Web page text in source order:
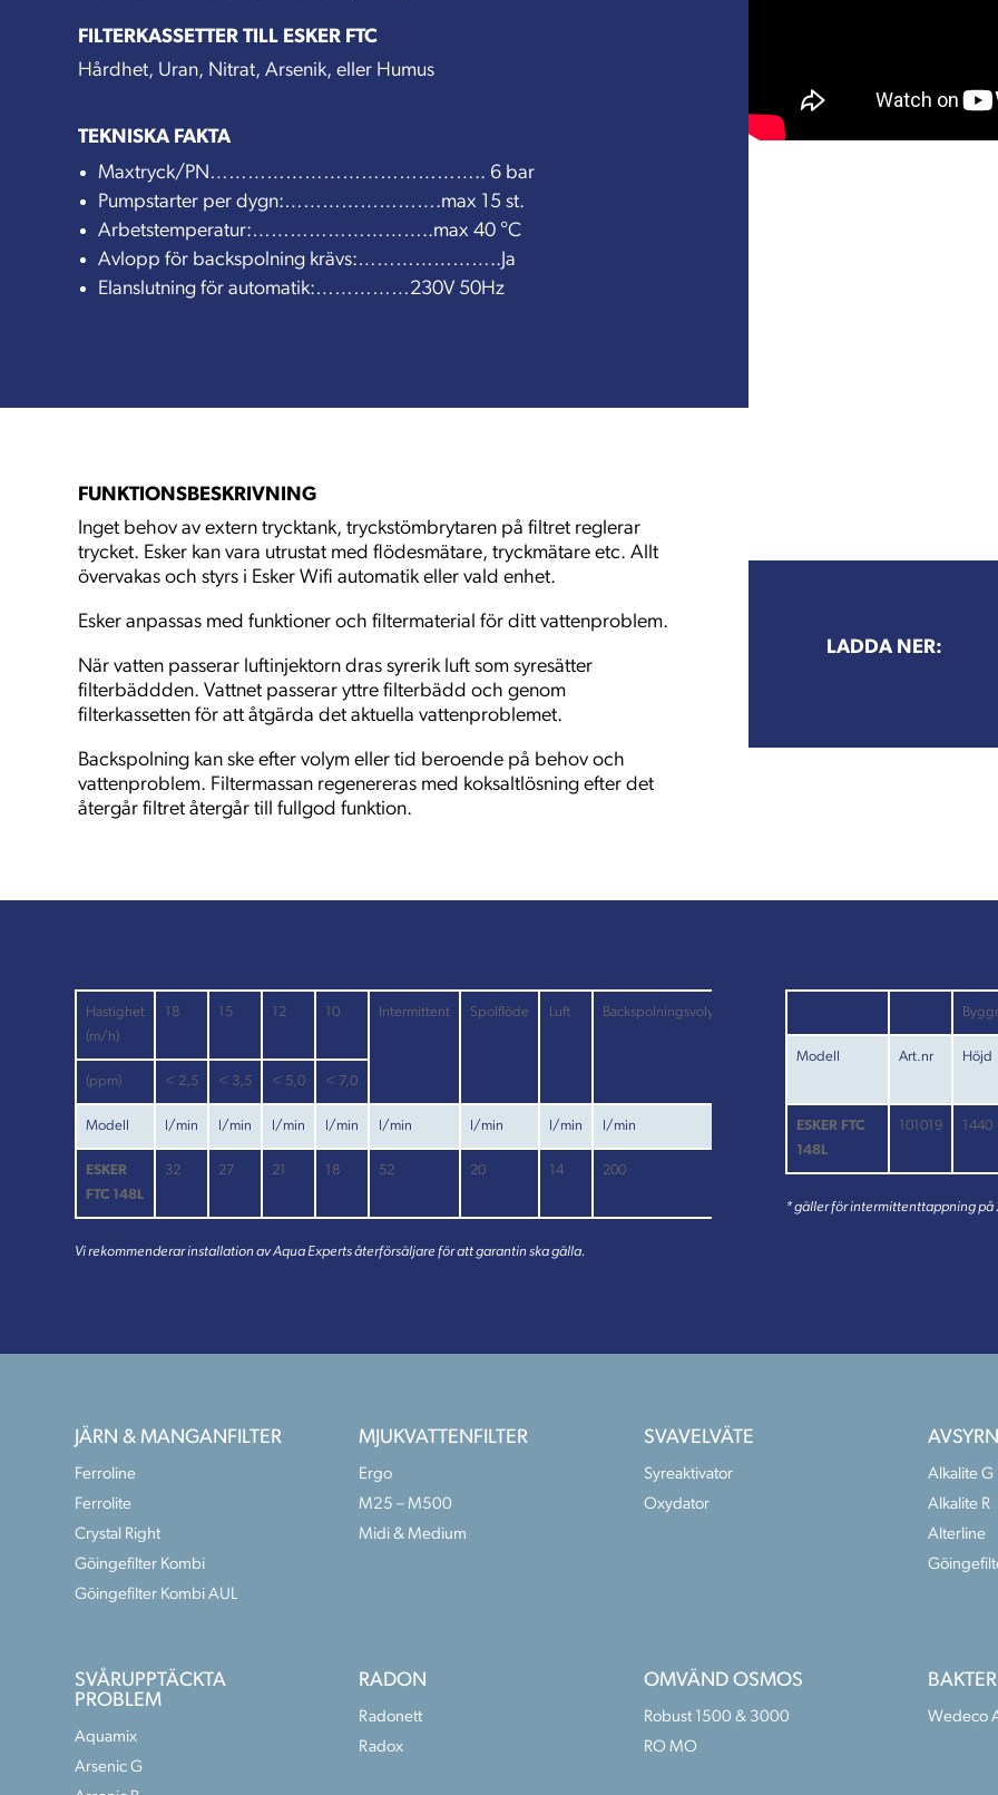
FILTERKASSETTER TILL ESKER FTC
Hårdhet, Uran, Nitrat, Arsenik, eller Humus
TEKNISKA FAKTA
Maxtryck/PN…………………………………….. 6 bar
Pumpstarter per dygn:…………………….max 15 st.
Arbetstemperatur:………………………..max 40 °C
Avlopp för backspolning krävs:…………………..Ja
Elanslutning för automatik:……………230V 50Hz
FUNKTIONSBESKRIVNING
Inget behov av extern trycktank, tryckstömbrytaren på filtret reglerar
trycket. Esker kan vara utrustat med flödesmätare, tryckmätare etc. Allt
övervakas och styrs i Esker Wifi automatik eller vald enhet.
Esker anpassas med funktioner och filtermaterial för ditt vattenproblem.
När vatten passerar luftinjektorn dras syrerik luft som syresätter
filterbäddden. Vattnet passerar yttre filterbädd och genom
filterkassetten för att åtgärda det aktuella vattenproblemet.
Backspolning kan ske efter volym eller tid beroende på behov och
vattenproblem. Filtermassan regenereras med koksaltlösning efter det
återgår filtret återgår till fullgod funktion.
LADDA NER:
Hastighet
(m/h)
18 15 12 10 Intermittent Spolflöde Luft Backspolningsvolym
(ppm) < 2,5 < 3,5 < 5,0 < 7,0
Modell l/min l/min l/min l/min l/min l/min l/min l/min
ESKER
FTC 148L
32 27 21 18 52 20 14 200
Vi rekommenderar installation av Aqua Experts återförsäljare för att garantin ska gälla.
Modell Art.nr Höjd
ESKER FTC
148L
101019 1440
* gäller för intermittenttappning på
JÄRN & MANGANFILTER
Ferroline
Ferrolite
Crystal Right
Göingefilter Kombi
Göingefilter Kombi AUL
MJUKVATTENFILTER
Ergo
M25 – M500
Midi & Medium
SVAVELVÄTE
Syreaktivator
Oxydator
Alkalite G
Alkalite R
Alterline
SVÅRUPPTÄCKTA
PROBLEM
Aquamix
Arsenic G
RADON
Radonett
Radox
OMVÄND OSMOS
Robust 1500 & 3000
RO MO
Wedeco